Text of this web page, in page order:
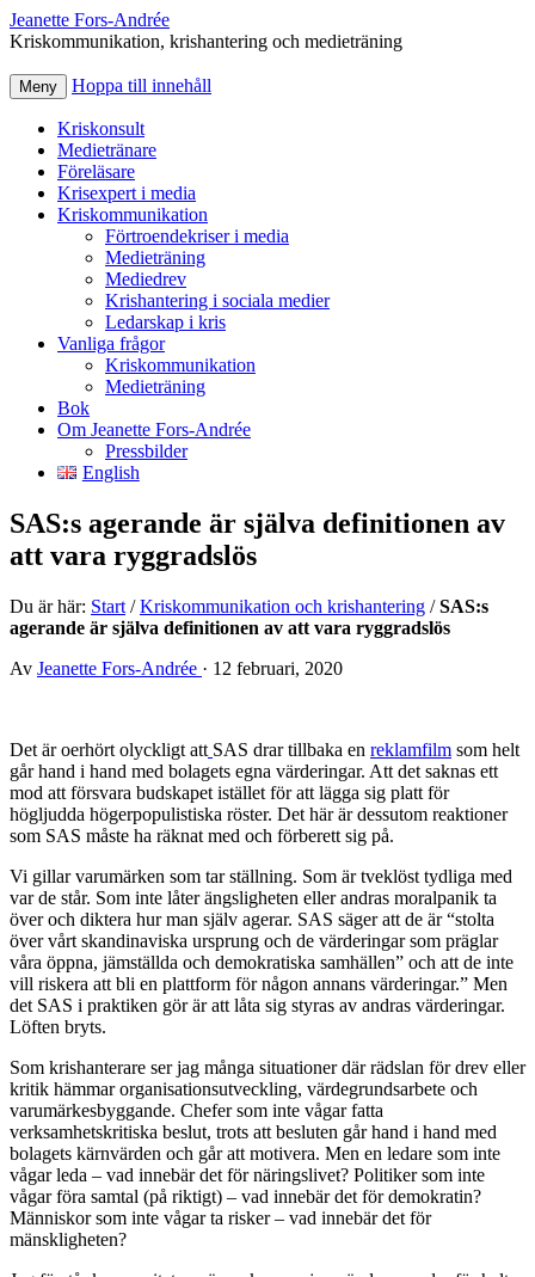
Jeanette Fors‑Andrée
Kriskommunikation, krishantering och medieträning
Meny Hoppa till innehåll
Kriskonsult
Medietränare
Föreläsare
Krisexpert i media
Kriskommunikation
Förtroendekriser i media
Medieträning
Mediedrev
Krishantering i sociala medier
Ledarskap i kris
Vanliga frågor
Kriskommunikation
Medieträning
Bok
Om Jeanette Fors-Andrée
Pressbilder
English
SAS:s agerande är själva definitionen av
att vara ryggradslös
Du är här: Start /Kriskommunikation och krishantering /SAS:s
agerande är själva definitionen av att vara ryggradslös
Av Jeanette Fors-Andrée · 12 februari, 2020
Det är oerhört olyckligt att SAS drar tillbaka en reklamfilm som helt
går hand i hand med bolagets egna värderingar. Att det saknas ett
mod att försvara budskapet istället för att lägga sig platt för
högljudda högerpopulistiska röster. Det här är dessutom reaktioner
som SAS måste ha räknat med och förberett sig på.
Vi gillar varumärken som tar ställning. Som är tveklöst tydliga med
var de står. Som inte låter ängsligheten eller andras moralpanik ta
över och diktera hur man själv agerar. SAS säger att de är “stolta
över vårt skandinaviska ursprung och de värderingar som präglar
våra öppna, jämställda och demokratiska samhällen” och att de inte
vill riskera att bli en plattform för någon annans värderingar.” Men
det SAS i praktiken gör är att låta sig styras av andras värderingar.
Löften bryts.
Som krishanterare ser jag många situationer där rädslan för drev eller
kritik hämmar organisationsutveckling, värdegrundsarbete och
varumärkesbyggande. Chefer som inte vågar fatta
verksamhetskritiska beslut, trots att besluten går hand i hand med
bolagets kärnvärden och går att motivera. Men en ledare som inte
vågar leda – vad innebär det för näringslivet? Politiker som inte
vågar föra samtal (på riktigt) – vad innebär det för demokratin?
Människor som inte vågar ta risker – vad innebär det för
mänskligheten?